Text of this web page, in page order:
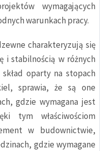
wymagających
warunkach pracy.
charakteryzują się
i stabilnością w różnych
oparty na stopach
sprawia, że są one
gdzie wymagana jest
tym właściwościom
w budownictwie,
gdzie wymagane